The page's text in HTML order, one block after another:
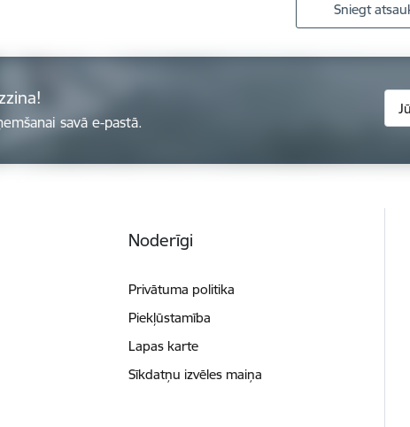
Sniegt
savā e-pastā.
Noderīgi
Privātuma politika
Piekļūstamība
Lapas karte
Sīkdatņu izvēles maiņa